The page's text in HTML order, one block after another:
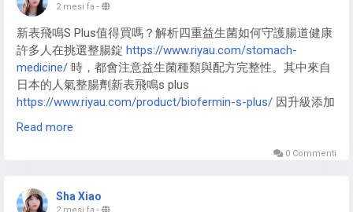
家族と自分を「煙」から守る
VAPEへの切り替えがもたらす最大の安心は、大切な人への
配慮です。
VAPEから出るのは有害物質を多く含む「副流煙」ではな
く、水蒸気を主成分とした「エアロゾル」です。家族やペッ
心して楽しむことができます。この「家族に気兼ねしなくて
https://blog.zukuvape.com/
2 mesi fa -
新表飛鳴S Plus值得買嗎？解析四重益生菌如何守護腸道健康
許多人在挑選整腸錠 https://www.riyau.com/stomach-
medicine/ 時，都會注意益生菌種類與配方完整性。其中來自
日本的人氣整腸劑新表飛鳴s plus
https://www.riyau.com/product/biofermin-s-plus/ 因升級添加
長型雙歧桿菌而受到關注。究竟它有哪些特色？又適合哪些族
新表飛鳴s+https://www.riyau.com/product/biofermin-s-plus/
Read more
0 Commenti
Sha Xiao